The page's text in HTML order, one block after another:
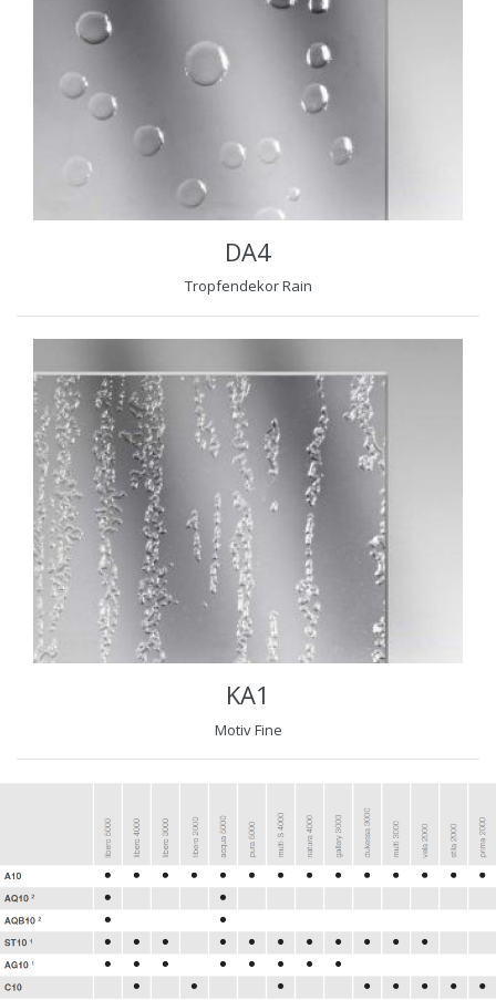
DA4
Tropfendekor Rain
KA1
Motiv Fine